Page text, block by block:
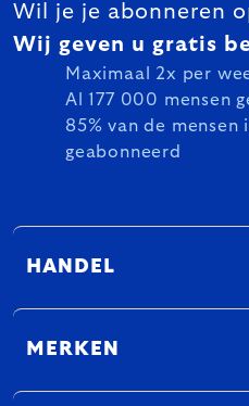
Wil je je abonneren
Wij geven u gratis
Maximaal 2x per
Al 177 000 mensen
85% van de mensen
geabonneerd
HANDEL
MERKEN